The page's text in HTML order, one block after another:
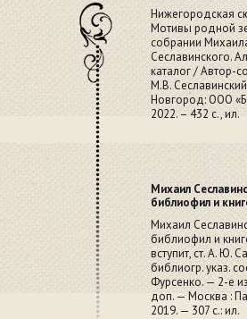
Нижегородская
Мотивы родной
собрании
Сеславинского.
каталог / Автор-
М.В.
Новгород: ООО
2022. – 432 с., ил.
Михаил
библиофил и
Михаил
библиофил и
вступит, ст. А. Ю.
библиогр. указ.
Фурсенко. — 2-е
доп. — Москва :
2019. — 307 с.: ил.